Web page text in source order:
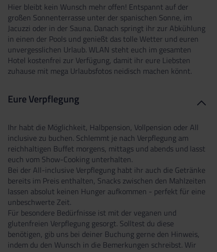
Hier bleibt kein Wunsch mehr offen! Entspannt auf der
großen Sonnenterrasse unter der spanischen Sonne, im
Jacuzzi oder in der Sauna. Danach springt ihr zur Abkühlung
in einen der Pools und genießt das tolle Wetter und euren
unvergesslichen Urlaub. WLAN steht euch im gesamten
Hotel kostenfrei zur Verfügung, damit ihr eure Liebsten
zuhause mit mega Urlaubsfotos neidisch machen könnt.
Eure Verpflegung
Ihr habt die Möglichkeit, Halbpension, Vollpension oder All
inclusive zu buchen. Schlemmt je nach Verpflegung am
reichhaltigen Buffet morgens, mittags und abends und lasst
euch vom Show-Cooking unterhalten.
Bei der All-inclusive Verpflegung habt ihr auch die Getränke
bereits im Preis enthalten, Snacks zwischen den Mahlzeiten
lassen absolut keinen Hunger aufkommen - perfekt für eine
unbeschwerte Zeit.
Für besondere Bedürfnisse ist mit der veganen und
glutenfreien Verpflegung gesorgt. Solltest du diese
benötigen, gib uns bei deiner Buchung gerne den Hinweis,
indem du den Wunsch in die Bemerkungen schreibst. Wir